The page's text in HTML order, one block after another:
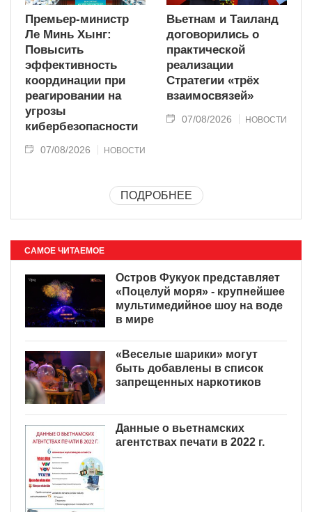
Премьер-министр
Ле Минь Хынг:
Повысить
эффективность
координации при
реагировании на
угрозы
кибербезопасности
07/08/2026 НОВОСТИ
Вьетнам и Таиланд
договорились о
практической
реализации
Стратегии «трёх
взаимосвязей»
07/08/2026 НОВОСТИ
ПОДРОБНЕЕ
САМОЕ ЧИТАЕМОЕ
Остров Фукуок представляет
«Поцелуй моря» - крупнейшее
мультимедийное шоу на воде
в мире
«Веселые шарики» могут
быть добавлены в список
запрещенных наркотиков
Данные о вьетнамских
агентствах печати в 2022 г.